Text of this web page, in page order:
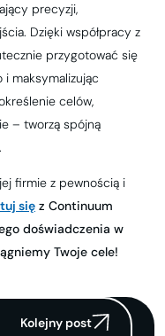
precyzji,
Dzięki współpracy z
przygotować się
maksymalizując
celów,
– tworzą spójną
firmie z pewnością i
się z Continuum
doświadczenia w
Twoje cele!
Kolejny post